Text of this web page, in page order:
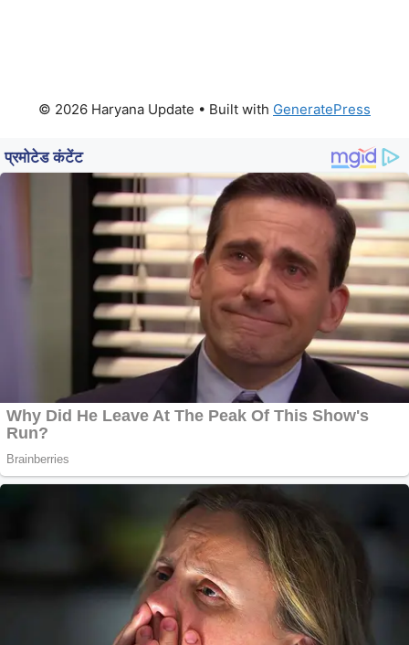
© 2026 Haryana Update • Built with GeneratePress